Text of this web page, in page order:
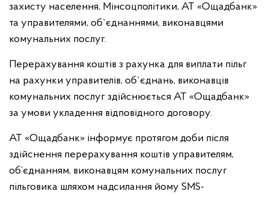
захисту населення, Мінсоцполітики, АТ «Ощадбанк»
та управителями, об`єднаннями, виконавцями
комунальних послуг.
Перерахування коштів з рахунка для виплати пільг
на рахунки управителів, об`єднань, виконавців
комунальних послуг здійснюється АТ «Ощадбанк»
за умови укладення відповідного договору.
АТ «Ощадбанк» інформує протягом доби після
здійснення перерахування коштів управителям,
об’єднанням, виконавцям комунальних послуг
пільговика шляхом надсилання йому SMS-